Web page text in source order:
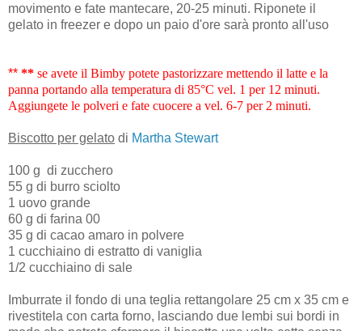
movimento e fate mantecare, 20-25 minuti. Riponete il
gelato in freezer e dopo un paio d'ore sarà pronto all'uso
** ** se avete il Bimby potete pastorizzare mettendo il latte e la
panna portando alla temperatura di 85°C vel. 1 per 12 minuti.
Aggiungete le polveri e fate cuocere a vel. 6-7 per 2 minuti.
Biscotto per gelato di Martha Stewart
100 g di zucchero
55 g di burro sciolto
1 uovo grande
60 g di farina 00
35 g di cacao amaro in polvere
1 cucchiaino di estratto di vaniglia
1/2 cucchiaino di sale
Imburrate il fondo di una teglia rettangolare 25 cm x 35 cm e
rivestitela con carta forno, lasciando due lembi sui bordi in